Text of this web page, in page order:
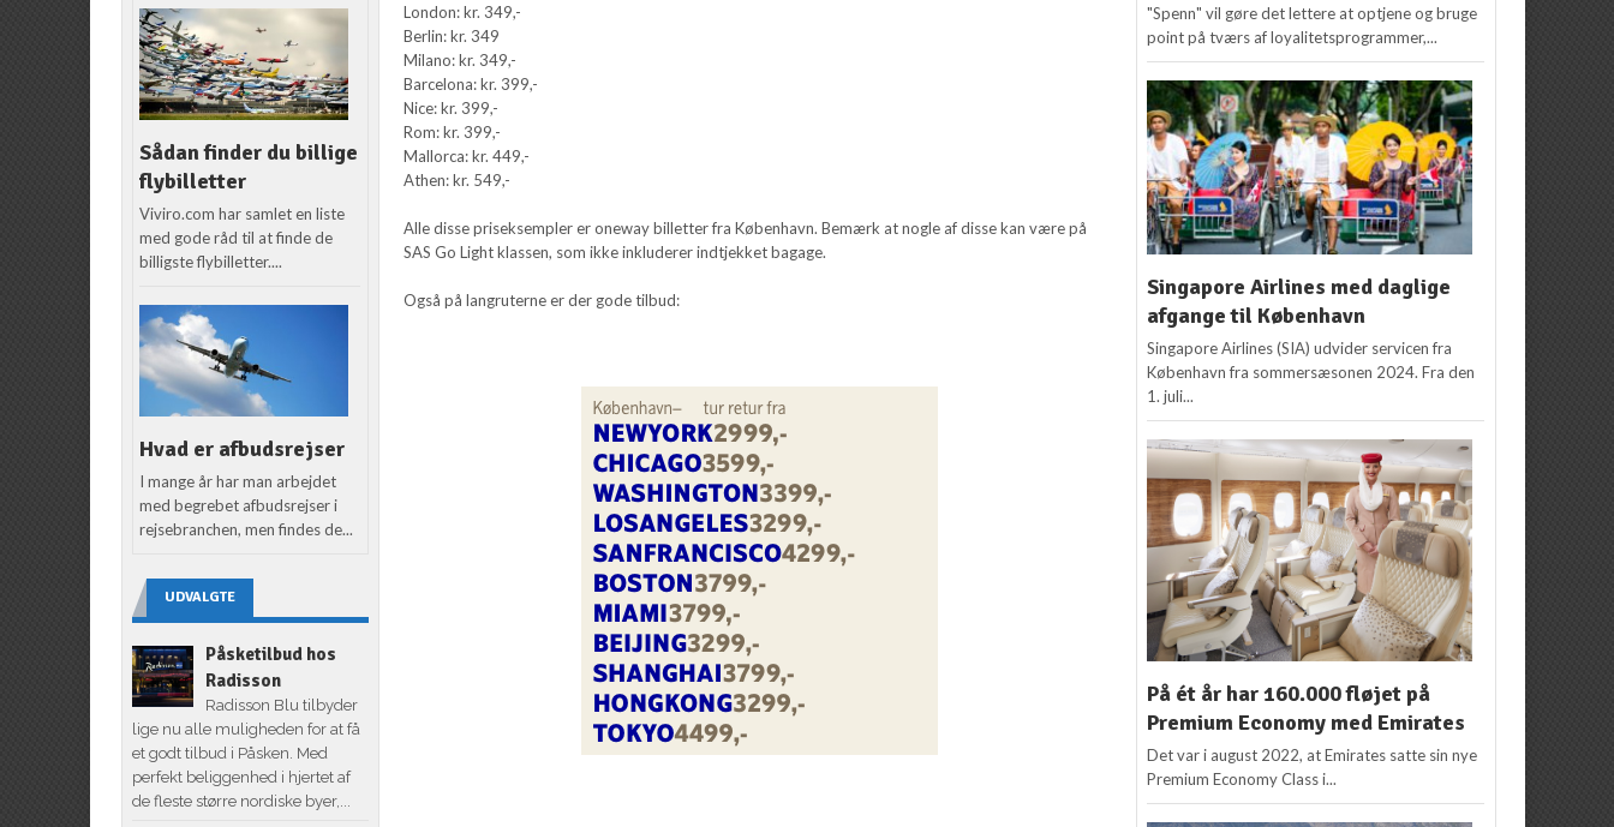
London: kr. 349,-
Berlin: kr. 349
Milano: kr. 349,-
Barcelona: kr. 399,-
Nice: kr. 399,-
Rom: kr. 399,-
Mallorca: kr. 449,-
Athen: kr. 549,-
Alle disse priseksempler er oneway billetter fra København. Bemærk at nogle af disse kan være på
SAS Go Light klassen, som ikke inkluderer indtjekket bagage.
Også på langruterne er der gode tilbud:
Sådan finder du billige
flybilletter
Viviro.com har samlet en liste
med gode råd til at finde de
billigste flybilletter....
Hvad er afbudsrejser
I mange år har man arbejdet
med begrebet afbudsrejser i
rejsebranchen, men findes de...
UDVALGTE
Påsketilbud hos
Radisson
Radisson Blu tilbyder
lige nu alle muligheden for at få
et godt tilbud i Påsken. Med
perfekt beliggenhed i hjertet af
de fleste større nordiske byer,...
"Spenn" vil gøre det lettere at optjene og bruge
point på tværs af loyalitetsprogrammer,...
Singapore Airlines med daglige
afgange til København
Singapore Airlines (SIA) udvider servicen fra
København fra sommersæsonen 2024. Fra den
1. juli...
På ét år har 160.000 fløjet på
Premium Economy med Emirates
Det var i august 2022, at Emirates satte sin nye
Premium Economy Class i...